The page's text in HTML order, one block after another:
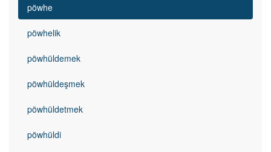
pöwhe
pöwhelik
pöwhüldemek
pöwhüldeşmek
pöwhüldetmek
pöwhüldi